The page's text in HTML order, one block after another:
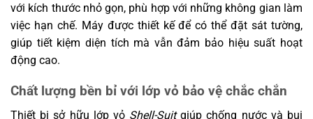
Nguồn điện
Nguồn điện chuyển đổi đa năng
(Universal Switching Power Supply). Điện
áp vào AC: 100~240V, 50~60Hz. Điện áp
ra DC: 24V, 2.4A
Môi trường
Nhiệt độ hoạt động: 4°C ~ 38°C (40°F ~
100°F), độ ẩm 0% ~ 90% không ngưng tụ
với kích thước nhỏ gọn, phù hợp với những không gian làm
việc hạn chế. Máy được thiết kế để có thể đặt sát tường,
giúp tiết kiệm diện tích mà vẫn đảm bảo hiệu suất hoạt
động cao.
Chất lượng bền bỉ với lớp vỏ bảo vệ chắc chắn
Thiết bị sở hữu lớp vỏ Shell-Suitgiúp chống nước và bụi